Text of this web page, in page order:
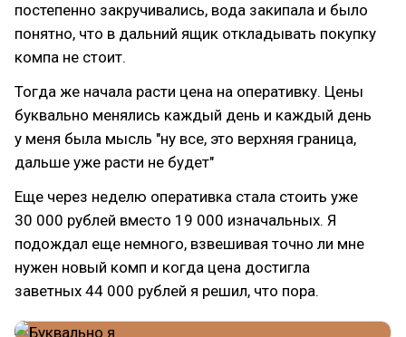
постепенно закручивались, вода закипала и было
понятно, что в дальний ящик откладывать покупку
компа не стоит.
Тогда же начала расти цена на оперативку. Цены
буквально менялись каждый день и каждый день
у меня была мысль "ну все, это верхняя граница,
дальше уже расти не будет"
Еще через неделю оперативка стала стоить уже
30 000 рублей вместо 19 000 изначальных. Я
подождал еще немного, взвешивая точно ли мне
нужен новый комп и когда цена достигла
заветных 44 000 рублей я решил, что пора.